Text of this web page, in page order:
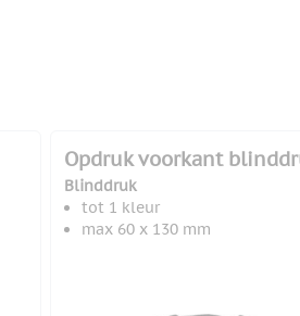
Opdruk voorkant
Blinddruk
tot 1 kleur
max 60 x 130 mm